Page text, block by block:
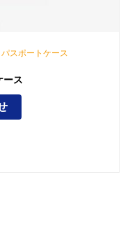
スポートケース
ース